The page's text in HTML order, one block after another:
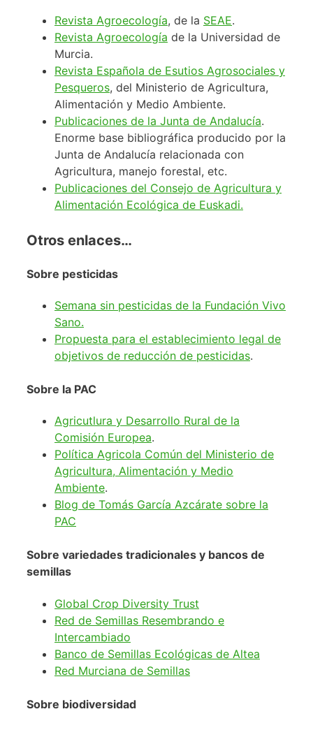
Revista Agroecología, de la SEAE.
Revista Agroecología de la Universidad de
Murcia.
Revista Española de Esutios Agrosociales y
Pesqueros, del Ministerio de Agricultura,
Alimentación y Medio Ambiente.
Publicaciones de la Junta de Andalucía.
Enorme base bibliográfica producido por la
Junta de Andalucía relacionada con
Agricultura, manejo forestal, etc.
Publicaciones del Consejo de Agricultura y
Alimentación Ecológica de Euskadi.
Otros enlaces…
Sobre pesticidas
Semana sin pesticidas de la Fundación Vivo
Sano.
Propuesta para el establecimiento legal de
objetivos de reducción de pesticidas.
Sobre la PAC
Agricutlura y Desarrollo Rural de la
Comisión Europea.
Política Agricola Común del Ministerio de
Agricultura, Alimentación y Medio
Ambiente.
Blog de Tomás García Azcárate sobre la
PAC
Sobre variedades tradicionales y bancos de
semillas
Global Crop Diversity Trust
Red de Semillas Resembrando e
Intercambiado
Banco de Semillas Ecológicas de Altea
Red Murciana de Semillas
Sobre biodiversidad